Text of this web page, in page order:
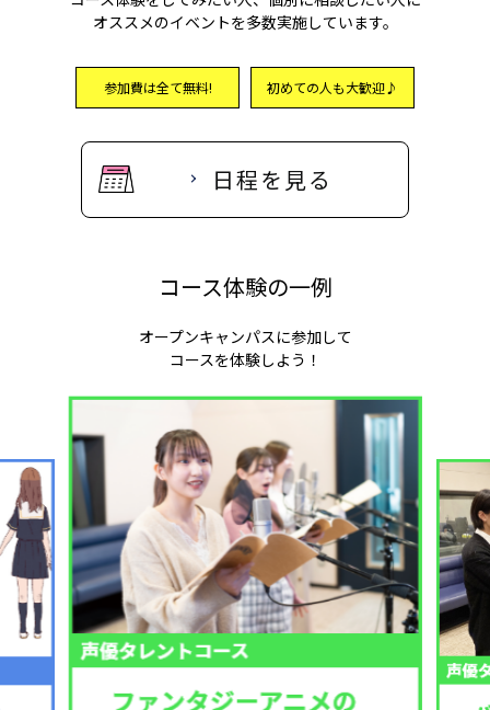
オススメのイベントを多数実施しています。
参加費は全て無料! 初めての人も大歓迎♪
日程を見る
コース体験の一例
オープンキャンパスに参加して
コースを体験しよう！